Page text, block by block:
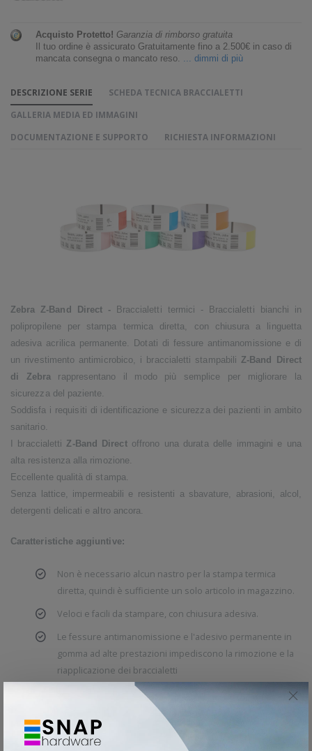
Acquisto Protetto! Garanzia di rimborso gratuita
Il tuo ordine è assicurato Gratuitamente fino a 2.500€ in caso di
mancata consegna o mancato reso. ... dimmi di più
DESCRIZIONE SERIE
SCHEDA TECNICA BRACCIALETTI
GALLERIA MEDIA ED IMMAGINI
DOCUMENTAZIONE E SUPPORTO
RICHIESTA INFORMAZIONI
Zebra Z-Band Direct -Braccialetti termici - Braccialetti bianchi in
polipropilene per stampa termica diretta, con chiusura a linguetta
adesiva acrilica permanente. Dotati di fessure antimanomissione e di
un rivestimento antimicrobico, i braccialetti stampabili Z-Band Direct
di Zebra rappresentano il modo più semplice per migliorare la
sicurezza del paziente.
Soddisfa i requisiti di identificazione e sicurezza dei pazienti in ambito
sanitario.
I braccialetti Z-Band Directoffrono una durata delle immagini e una
alta resistenza alla rimozione.
Eccellente qualità di stampa.
Senza lattice, impermeabili e resistenti a sbavature, abrasioni, alcol,
detergenti delicati e altro ancora.
Caratteristiche aggiuntive:
Non è necessario alcun nastro per la stampa termica
diretta, quindi è sufficiente un solo articolo in magazzino.
Veloci e facili da stampare, con chiusura adesiva.
Le fessure antimanomissione e l'adesivo permanente in
gomma ad alte prestazioni impediscono la rimozione e la
riapplicazione dei braccialetti
Eccellente qualità di stampa anche di codici a barre stretti
Senza lattice, senza BPA e impermeabile